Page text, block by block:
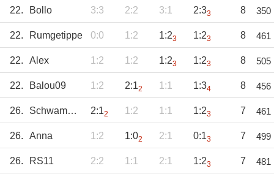
22. Bollo 3:3 2:2 3:1 2:33 8 350
22. Rumgetippe 0:0 1:2 1:23 1:23 8 461
22. Alex 1:2 1:2 1:23 1:23 8 505
22. Balou09 1:2 2:12 1:1 1:34 8 456
26. Schwammerl1860 2:12 1:2 1:1 1:23 7 461
26. Anna 1:2 1:02 2:1 0:13 7 499
26. RS11 2:2 1:1 2:1 1:23 7 481